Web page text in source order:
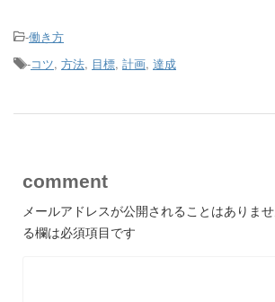
-働き方
-コツ, 方法, 目標, 計画, 達成
comment
メールアドレスが公開されることはありませ
る欄は必須項目です